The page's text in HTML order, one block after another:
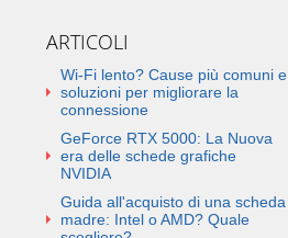
ARTICOLI
Wi-Fi lento? Cause più comuni e
soluzioni per migliorare la
connessione
GeForce RTX 5000: La Nuova
era delle schede grafiche
NVIDIA
Guida all'acquisto di una scheda
madre: Intel o AMD? Quale